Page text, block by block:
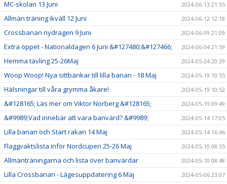
MC-skolan 13 Juni 2024-06-13 21:55
Allmän träning ikväll 12 Juni 2024-06-12 12:18
Crossbanan nydragen 9 Juni 2024-06-09 21:09
Extra öppet - Nationaldagen 6 Juni &#127480;&#127466; 2024-06-04 21:59
Hemma tävling 25-26Maj 2024-05-24 20:39
Woop Woop! Nya sittbänkar till lilla banan - 18 Maj 2024-05-19 10:55
Hälsningar till våra grymma åkare! 2024-05-19 10:52
&#128165; Läs mer om Viktor Norberg &#128165; 2024-05-19 09:49
&#9989;Vad innebär att vara banvärd? &#9989; 2024-05-14 17:05
Lilla banan och Start rakan 14 Maj 2024-05-14 16:46
Flaggvaktslista inför Nordcupen 25-26 Maj 2024-05-10 08:55
Allmänträningarna och lista över banvärdar 2024-05-10 08:48
Lilla Crossbanan - Lägesuppdatering 6 Maj 2024-05-06 23:07